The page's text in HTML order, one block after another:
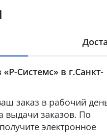
Системс» в г.Санкт-
заказ в рабочий
выдачи заказов. По
электронное